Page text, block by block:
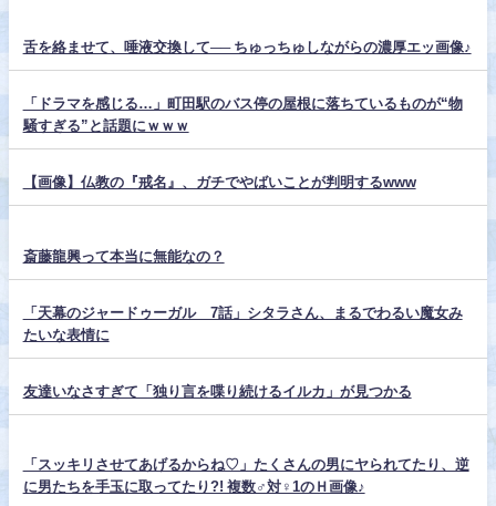
舌を絡ませて、唾液交換して── ちゅっちゅしながらの濃厚エッ画像♪
「ドラマを感じる…」町田駅のバス停の屋根に落ちているものが“物
騒すぎる”と話題にｗｗｗ
【画像】仏教の『戒名』、ガチでやばいことが判明するwww
斎藤龍興って本当に無能なの？
「天幕のジャードゥーガル 7話」シタラさん、まるでわるい魔女み
たいな表情に
友達いなさすぎて「独り言を喋り続けるイルカ」が見つかる
「スッキリさせてあげるからね♡」たくさんの男にヤられてたり、逆
に男たちを手玉に取ってたり?! 複数♂対♀1のＨ画像♪